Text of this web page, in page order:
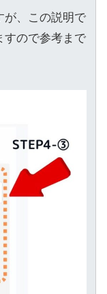
、この説明で
すので参考まで